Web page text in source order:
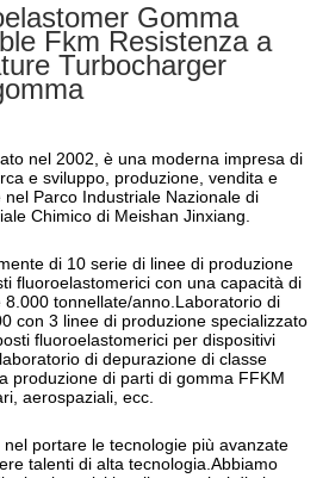
Gomma
Fkm Resistenza a
Turbocharger
nel 2002, è una moderna impresa di
e sviluppo, produzione, vendita e
Parco Industriale Nazionale di
Chimico di Meishan Jinxiang.
di 10 serie di linee di produzione
fluoroelastomerici con una capacità di
tonnellate/anno.Laboratorio di
con 3 linee di produzione specializzato
fluoroelastomerici per dispositivi
di depurazione di classe
produzione di parti di gomma FFKM
aerospaziali, ecc.
portare le tecnologie più avanzate
talenti di alta tecnologia.Abbiamo